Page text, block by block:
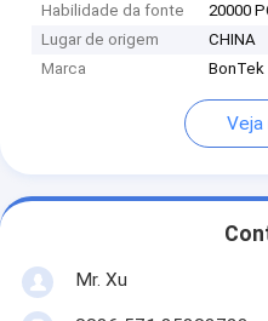
Habilidade da fonte
20000
Lugar de origem
CHINA
Marca
BonTek
Veja
Mr. Xu